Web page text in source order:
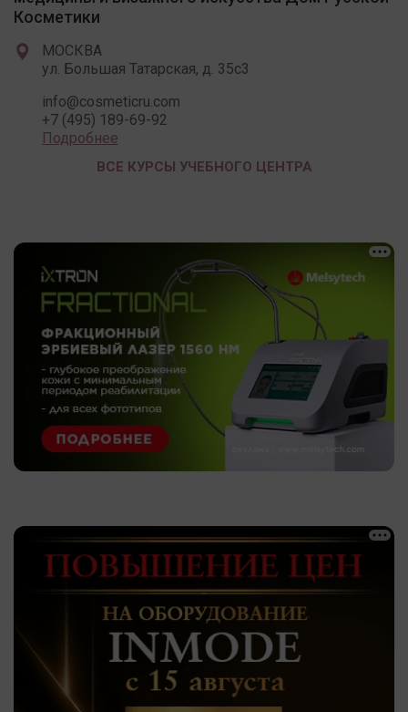
Косметики
МОСКВА
ул. Большая Татарская, д. 35с3
info@cosmeticru.com
+7 (495) 189-69-92
Подробнее
ВСЕ КУРСЫ УЧЕБНОГО ЦЕНТРА